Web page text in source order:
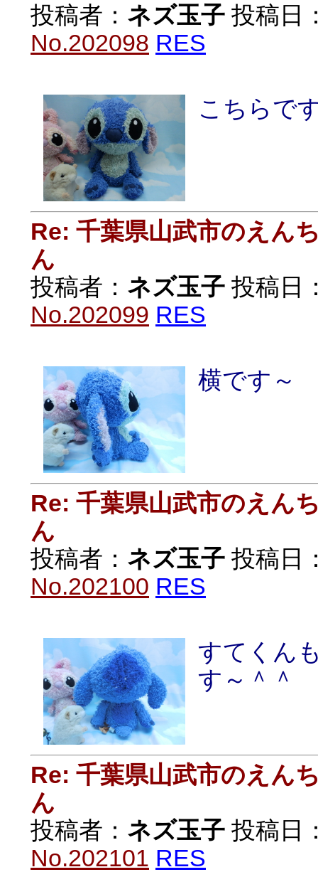
投稿者： ネズ玉子 投稿日
No.202098 RES
こちらで
Re: 千葉県山武市のえん
ん
投稿者： ネズ玉子 投稿日
No.202099 RES
横です～
Re: 千葉県山武市のえん
ん
投稿者： ネズ玉子 投稿日
No.202100 RES
すてくん
す～＾＾
Re: 千葉県山武市のえん
ん
投稿者： ネズ玉子 投稿日
No.202101 RES